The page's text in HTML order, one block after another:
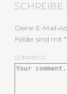
Deine E-Mail-
Felder sind mit *
COMMENT